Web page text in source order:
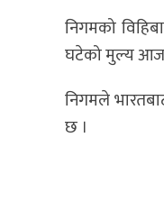
निगमको
घटेको मुल्य आज
निगमले
छ ।